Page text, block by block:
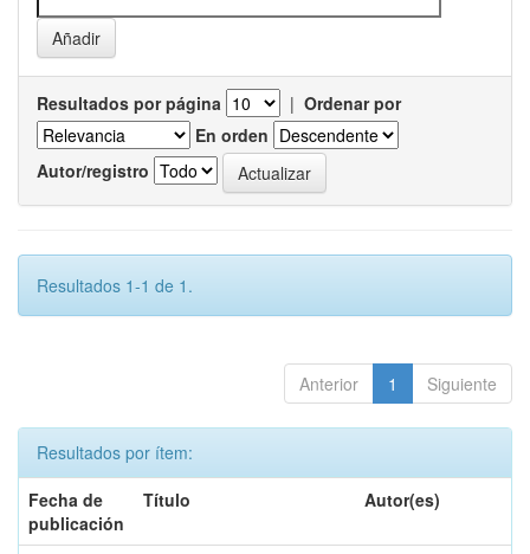
Resultados por página | Ordenar por
En orden
Autor/registro
Resultados 1-1 de 1.
Anterior 1 Siguiente
Resultados por ítem:
Fecha de
publicación
Título Autor(es)